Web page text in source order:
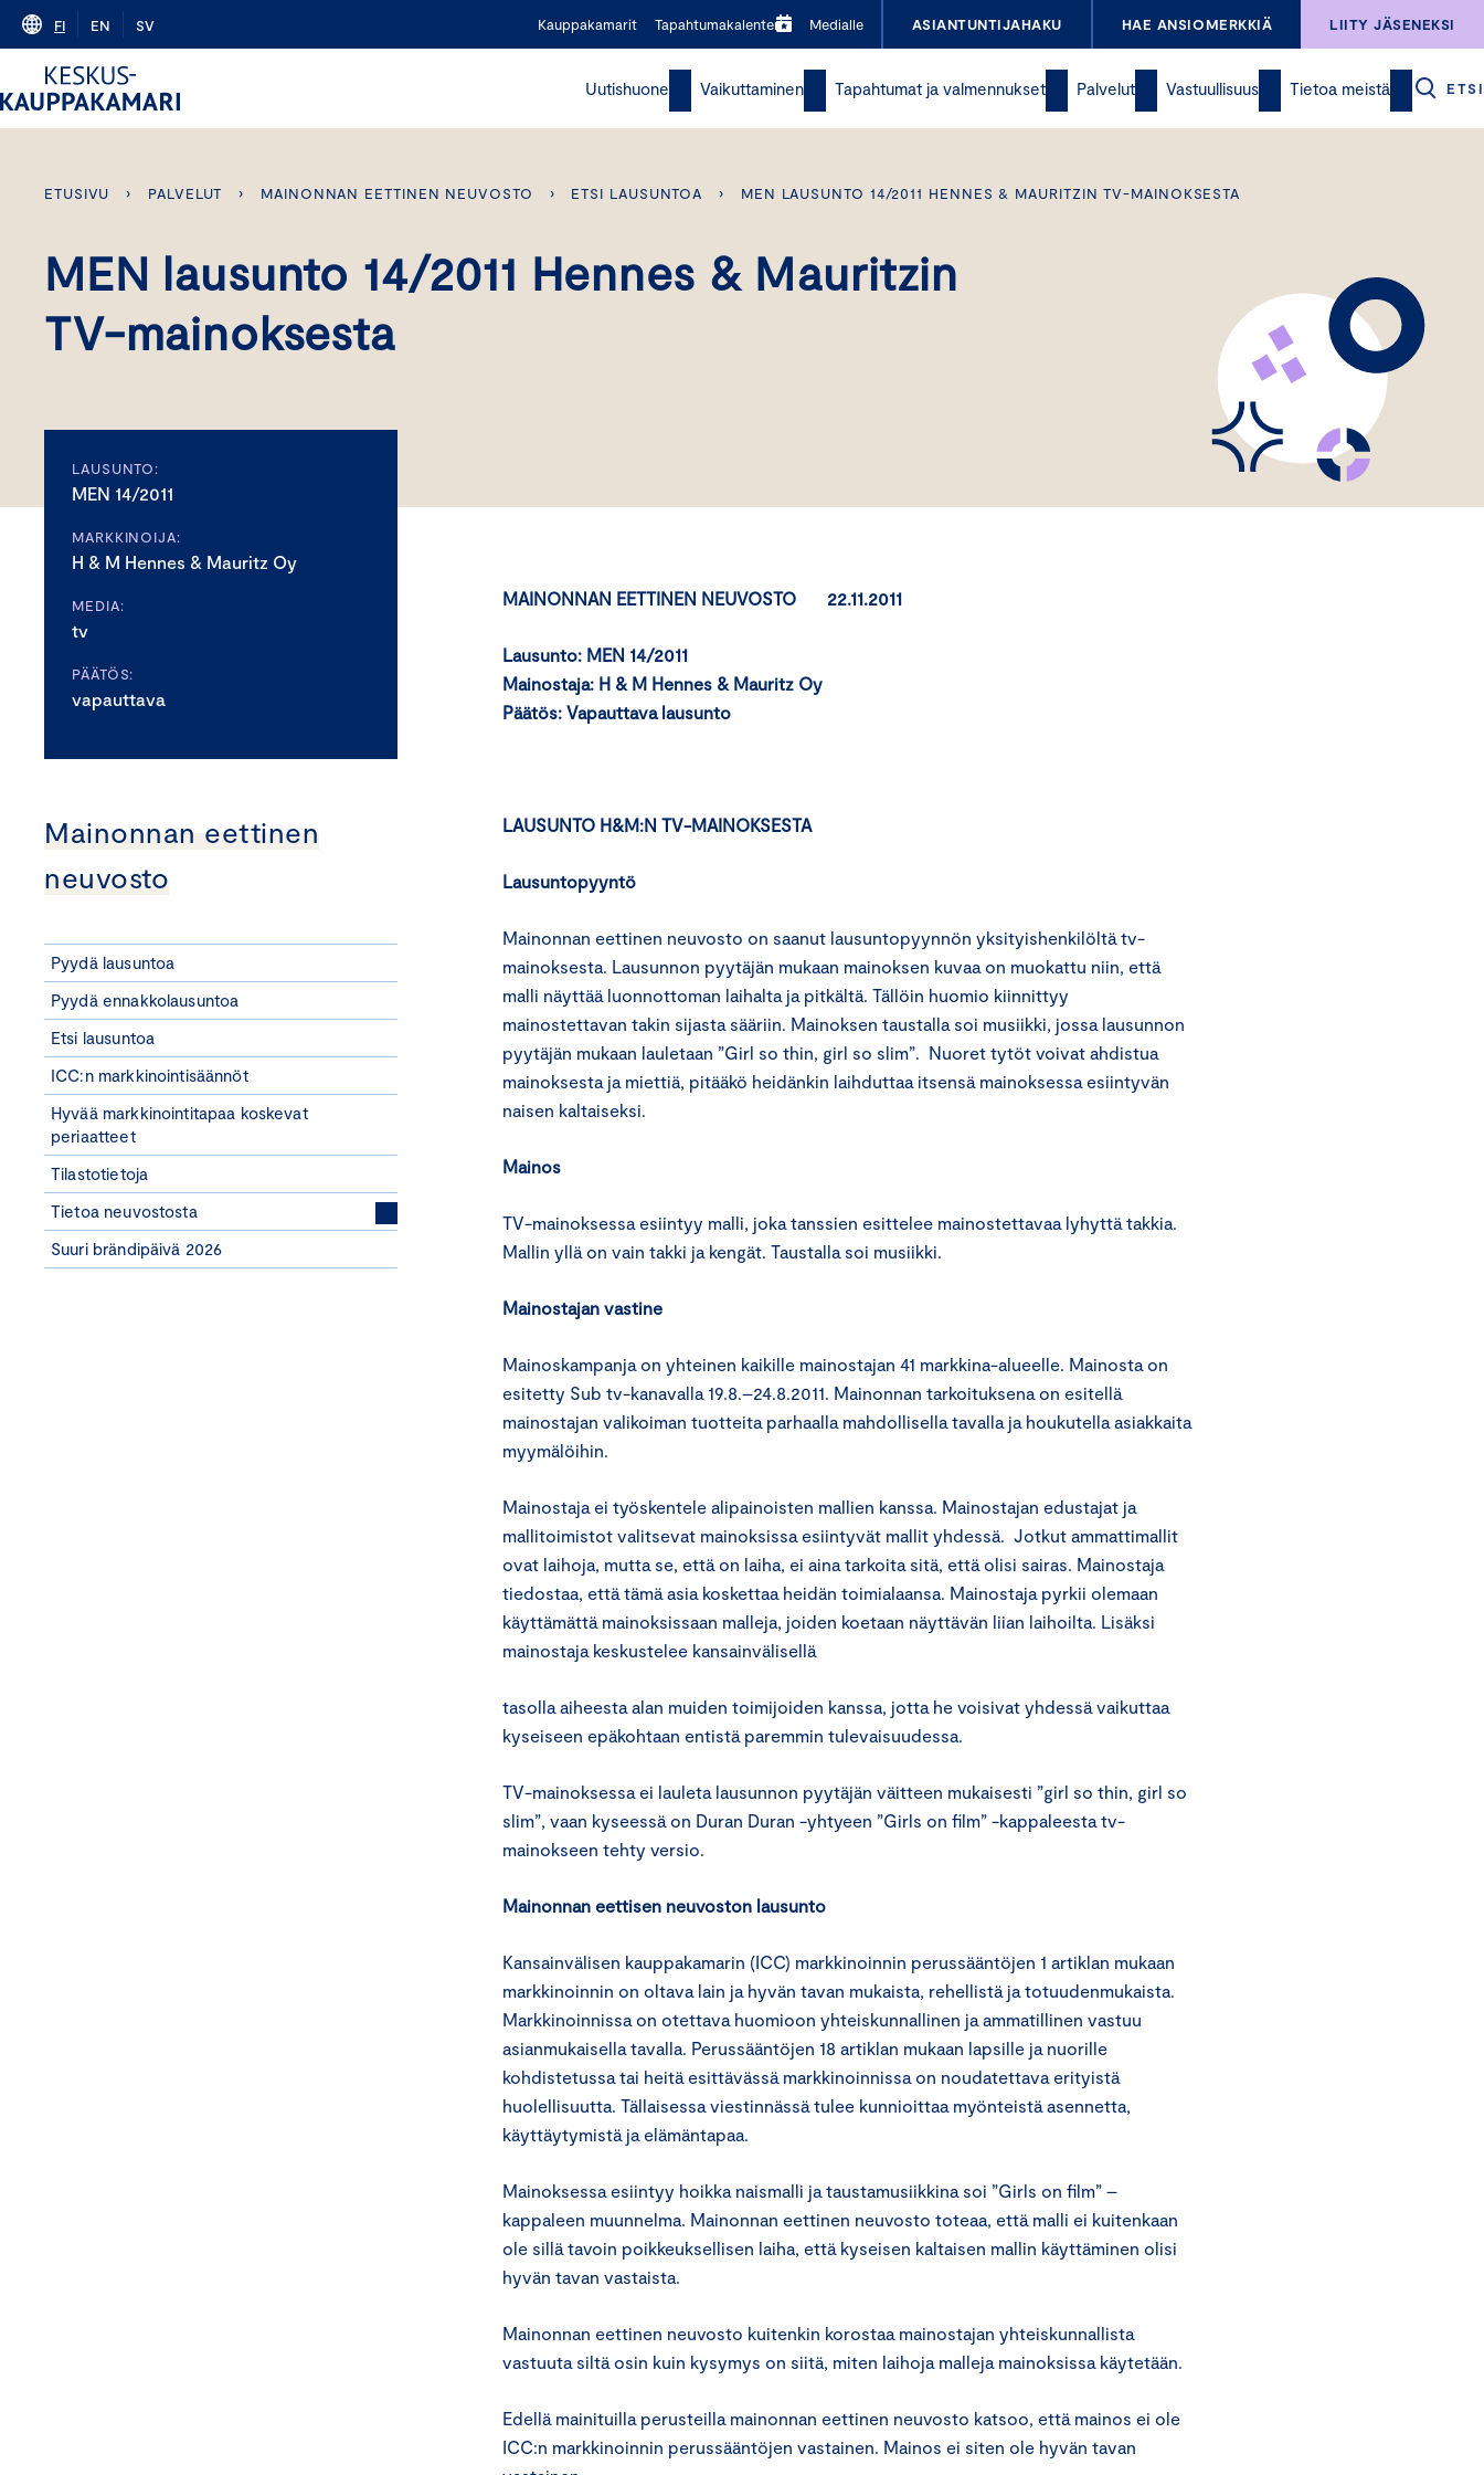
Skip
content
FI EN SV Kauppakamarit Tapahtumakalenteri Medialle ASIANTUNTIJAHAKU HAE ANSIOMERKKIÄ LIITY JÄSENEKSI
Uutishuone Vaikuttaminen Tapahtumat ja valmennukset Palvelut Vastuullisuus Tietoa meistä ETSI
ETUSIVU › PALVELUT › MAINONNAN EETTINEN NEUVOSTO › ETSI LAUSUNTOA › MEN LAUSUNTO 14/2011 HENNES & MAURITZIN TV-MAINOKSESTA
MEN lausunto 14/2011 Hennes & Mauritzin
TV-mainoksesta
LAUSUNTO:
MEN 14/2011
MARKKINOIJA:
H & M Hennes & Mauritz Oy
MEDIA:
tv
PÄÄTÖS:
vapauttava
Mainonnan eettinen
neuvosto
Pyydä lausuntoa
Pyydä ennakkolausuntoa
Etsi lausuntoa
ICC:n markkinointisäännöt
Hyvää markkinointitapaa koskevat
periaatteet
Tilastotietoja
Tietoa neuvostosta
Suuri brändipäivä 2026
MAINONNAN EETTINEN NEUVOSTO 22.11.2011
Lausunto: MEN 14/2011
Mainostaja: H & M Hennes & Mauritz Oy
Päätös: Vapauttava lausunto
LAUSUNTO H&M:N TV-MAINOKSESTA
Lausuntopyyntö
Mainonnan eettinen neuvosto on saanut lausuntopyynnön yksityishenkilöltä tv-
mainoksesta. Lausunnon pyytäjän mukaan mainoksen kuvaa on muokattu niin, että
malli näyttää luonnottoman laihalta ja pitkältä. Tällöin huomio kiinnittyy
mainostettavan takin sijasta sääriin. Mainoksen taustalla soi musiikki, jossa lausunnon
pyytäjän mukaan lauletaan ”Girl so thin, girl so slim”. Nuoret tytöt voivat ahdistua
mainoksesta ja miettiä, pitääkö heidänkin laihduttaa itsensä mainoksessa esiintyvän
naisen kaltaiseksi.
Mainos
TV-mainoksessa esiintyy malli, joka tanssien esittelee mainostettavaa lyhyttä takkia.
Mallin yllä on vain takki ja kengät. Taustalla soi musiikki.
Mainostajan vastine
Mainoskampanja on yhteinen kaikille mainostajan 41 markkina-alueelle. Mainosta on
esitetty Sub tv-kanavalla 19.8.–24.8.2011. Mainonnan tarkoituksena on esitellä
mainostajan valikoiman tuotteita parhaalla mahdollisella tavalla ja houkutella asiakkaita
myymälöihin.
Mainostaja ei työskentele alipainoisten mallien kanssa. Mainostajan edustajat ja
mallitoimistot valitsevat mainoksissa esiintyvät mallit yhdessä. Jotkut ammattimallit
ovat laihoja, mutta se, että on laiha, ei aina tarkoita sitä, että olisi sairas. Mainostaja
tiedostaa, että tämä asia koskettaa heidän toimialaansa. Mainostaja pyrkii olemaan
käyttämättä mainoksissaan malleja, joiden koetaan näyttävän liian laihoilta. Lisäksi
mainostaja keskustelee kansainvälisellä
tasolla aiheesta alan muiden toimijoiden kanssa, jotta he voisivat yhdessä vaikuttaa
kyseiseen epäkohtaan entistä paremmin tulevaisuudessa.
TV-mainoksessa ei lauleta lausunnon pyytäjän väitteen mukaisesti ”girl so thin, girl so
slim”, vaan kyseessä on Duran Duran -yhtyeen ”Girls on film” -kappaleesta tv-
mainokseen tehty versio.
Mainonnan eettisen neuvoston lausunto
Kansainvälisen kauppakamarin (ICC) markkinoinnin perussääntöjen 1 artiklan mukaan
markkinoinnin on oltava lain ja hyvän tavan mukaista, rehellistä ja totuudenmukaista.
Markkinoinnissa on otettava huomioon yhteiskunnallinen ja ammatillinen vastuu
asianmukaisella tavalla. Perussääntöjen 18 artiklan mukaan lapsille ja nuorille
kohdistetussa tai heitä esittävässä markkinoinnissa on noudatettava erityistä
huolellisuutta. Tällaisessa viestinnässä tulee kunnioittaa myönteistä asennetta,
käyttäytymistä ja elämäntapaa.
Mainoksessa esiintyy hoikka naismalli ja taustamusiikkina soi ”Girls on film” –
kappaleen muunnelma. Mainonnan eettinen neuvosto toteaa, että malli ei kuitenkaan
ole sillä tavoin poikkeuksellisen laiha, että kyseisen kaltaisen mallin käyttäminen olisi
hyvän tavan vastaista.
Mainonnan eettinen neuvosto kuitenkin korostaa mainostajan yhteiskunnallista
vastuuta siltä osin kuin kysymys on siitä, miten laihoja malleja mainoksissa käytetään.
Edellä mainituilla perusteilla mainonnan eettinen neuvosto katsoo, että mainos ei ole
ICC:n markkinoinnin perussääntöjen vastainen. Mainos ei siten ole hyvän tavan